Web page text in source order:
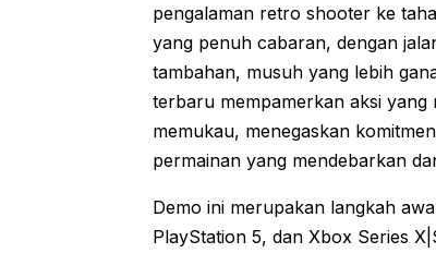
pengalaman retro shooter ke
yang penuh cabaran, dengan
tambahan, musuh yang lebih
terbaru mempamerkan aksi yang
memukau, menegaskan
permainan yang mendebarkan
Demo ini merupakan langkah
PlayStation 5, dan Xbox Series